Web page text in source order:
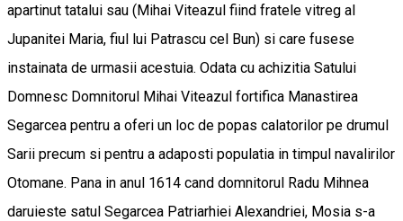
apartinut tatalui sau (Mihai Viteazul fiind fratele vitreg al
Jupanitei Maria, fiul lui Patrascu cel Bun) si care fusese
instainata de urmasii acestuia. Odata cu achizitia Satului
Domnesc Domnitorul Mihai Viteazul fortifica Manastirea
Segarcea pentru a oferi un loc de popas calatorilor pe drumul
Sarii precum si pentru a adaposti populatia in timpul navalirilor
Otomane. Pana in anul 1614 cand domnitorul Radu Mihnea
daruieste satul Segarcea Patriarhiei Alexandriei, Mosia s-a